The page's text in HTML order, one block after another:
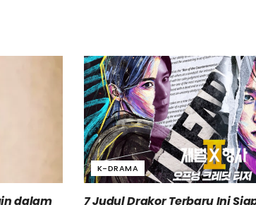
dalam
K-DRAMA
7 Judul Drakor Terbaru Ini